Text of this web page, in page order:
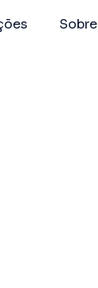
Sobre